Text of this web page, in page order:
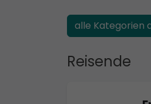
alle Kategorien
Reisende